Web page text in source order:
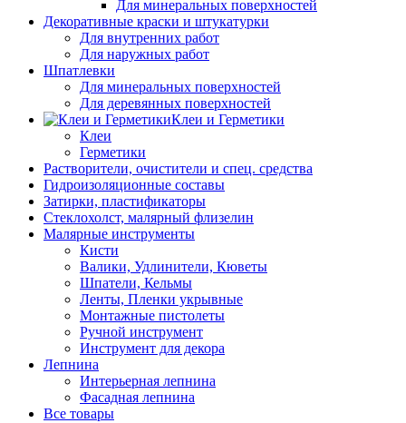
Для минеральных поверхностей
Декоративные краски и штукатурки
Для внутренних работ
Для наружных работ
Шпатлевки
Для минеральных поверхностей
Для деревянных поверхностей
Клеи и Герметики
Клеи
Герметики
Растворители, очистители и спец. средства
Гидроизоляционные составы
Затирки, пластификаторы
Стеклохолст, малярный флизелин
Малярные инструменты
Кисти
Валики, Удлинители, Кюветы
Шпатели, Кельмы
Ленты, Пленки укрывные
Монтажные пистолеты
Ручной инструмент
Инструмент для декора
Лепнина
Интерьерная лепнина
Фасадная лепнина
Все товары